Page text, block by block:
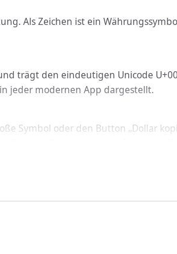
Als Zeichen ist ein
trägt den eindeutigen Unicode
jeder modernen App dargestellt.
Symbol oder den Button „Dollar
Code ein: In HTML nutzt du &#36;, in